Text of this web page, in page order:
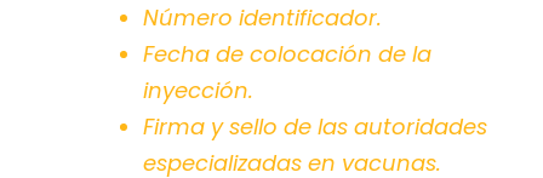
Número identificador.
Fecha de colocación de la
inyección.
Firma y sello de las autoridades
especializadas en vacunas.